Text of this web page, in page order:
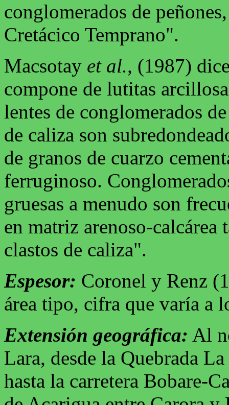
conglomerados de
Cretácico Temprano".
Macsotay et al., (1987)
compone de lutitas
lentes de conglomerados
de caliza son
de granos de cuarzo
ferruginoso.
gruesas a menudo son
en matriz arenoso-
clastos de caliza".
Espesor: Coronel y Renz
área tipo, cifra que varía a
Extensión geográfica: Al
Lara, desde la Quebrada
hasta la carretera Bobare-